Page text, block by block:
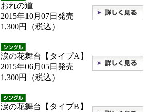
おれの道
2015年10月07日発売
1,300円（税込）
涙の花舞台【タイプA】
2015年06月05日発売
1,300円（税込）
涙の花舞台【タイプB】